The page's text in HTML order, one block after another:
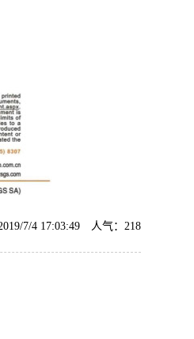
7/4 17:03:49 人气： 218